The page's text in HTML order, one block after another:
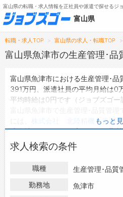
無料会員登録
メニュー
トップ
転職支援サービスについて
転職ノウハウ(応募書類の書き方・
富山県の転職・求人情報を正社員や派遣で探せるジ
富山県
転職・求人TOP 富山県の求人・転職TOP
富山県魚津市の生産管理･品
富山県魚津市における生産管理･品
391万円、派遣社員の平均月給は0
平均時給は0円です（ジョブズゴー
株式会社 北陸精機 青海
式会社などがあり、未経験や短期
きます。
富山県魚津市の地域密着型の求人
富山県魚津市の求人情報を2件取り
は2件、 派遣社員の求人は0
は0件です。
もっと
求人検索の条件
職種
生産管理･品質
勤務地
魚津市